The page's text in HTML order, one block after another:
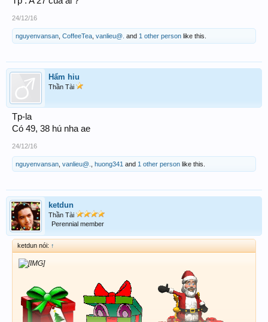
24/12/16
nguyenvansan CoffeeTea vanlieu@. and 1 other person like this.
Hẩm hiu
Thần Tài
Tp-la
Có 49, 38 hú nha ae
24/12/16
nguyenvansan vanlieu@. huong341 and 1 other person like this.
ketdun
Thần Tài
Perennial member
ketdun nói: ↑